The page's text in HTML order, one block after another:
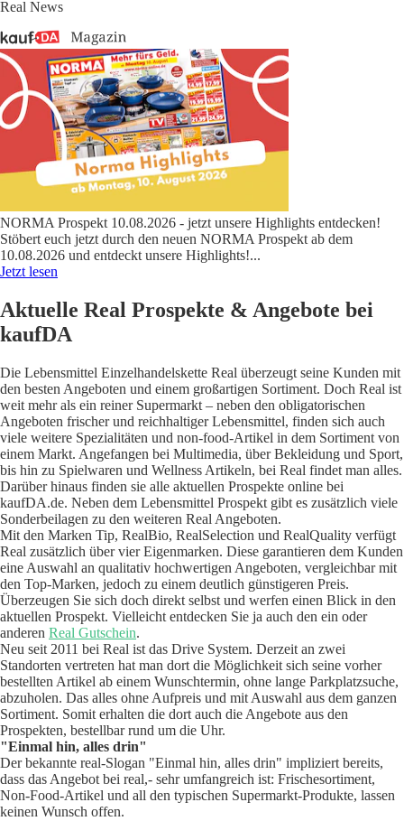
Real News
NORMA Prospekt 10.08.2026 - jetzt unsere Highlights entdecken!
Stöbert euch jetzt durch den neuen NORMA Prospekt ab dem
10.08.2026 und entdeckt unsere Highlights!...
Jetzt lesen
Aktuelle Real Prospekte & Angebote bei
kaufDA
Die Lebensmittel Einzelhandelskette Real überzeugt seine Kunden mit
den besten Angeboten und einem großartigen Sortiment. Doch Real ist
weit mehr als ein reiner Supermarkt – neben den obligatorischen
Angeboten frischer und reichhaltiger Lebensmittel, finden sich auch
viele weitere Spezialitäten und non-food-Artikel in dem Sortiment von
einem Markt. Angefangen bei Multimedia, über Bekleidung und Sport,
bis hin zu Spielwaren und Wellness Artikeln, bei Real findet man alles.
Darüber hinaus finden sie alle aktuellen Prospekte online bei
kaufDA.de. Neben dem Lebensmittel Prospekt gibt es zusätzlich viele
Sonderbeilagen zu den weiteren Real Angeboten.
Mit den Marken Tip, RealBio, RealSelection und RealQuality verfügt
Real zusätzlich über vier Eigenmarken. Diese garantieren dem Kunden
eine Auswahl an qualitativ hochwertigen Angeboten, vergleichbar mit
den Top-Marken, jedoch zu einem deutlich günstigeren Preis.
Überzeugen Sie sich doch direkt selbst und werfen einen Blick in den
aktuellen Prospekt. Vielleicht entdecken Sie ja auch den ein oder
anderen Real Gutschein.
Neu seit 2011 bei Real ist das Drive System. Derzeit an zwei
Standorten vertreten hat man dort die Möglichkeit sich seine vorher
bestellten Artikel ab einem Wunschtermin, ohne lange Parkplatzsuche,
abzuholen. Das alles ohne Aufpreis und mit Auswahl aus dem ganzen
Sortiment. Somit erhalten die dort auch die Angebote aus den
Prospekten, bestellbar rund um die Uhr.
"Einmal hin, alles drin"
Der bekannte real-Slogan "Einmal hin, alles drin" impliziert bereits,
dass das Angebot bei real,- sehr umfangreich ist: Frischesortiment,
Non-Food-Artikel und all den typischen Supermarkt-Produkte, lassen
keinen Wunsch offen.